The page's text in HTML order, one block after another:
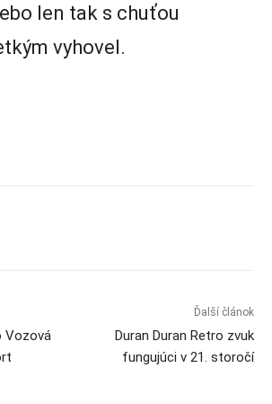
len tak s chuťou
vyhovel.
Vozová
Ďalší článok
Duran Duran Retro zvuk
fungujúci v 21. storočí